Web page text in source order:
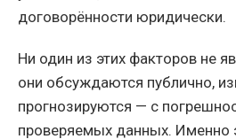
договорённости юридически.
Ни один из этих факторов не
они обсуждаются публично,
прогнозируются — с
проверяемых данных. Именно